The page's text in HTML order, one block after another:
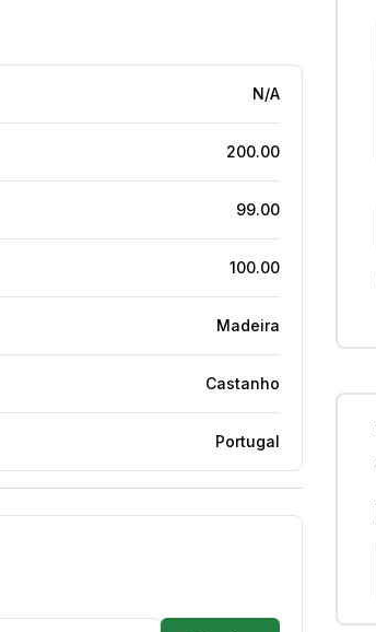
N/A
200.00
99.00
100.00
Madeira
Castanho
Portugal